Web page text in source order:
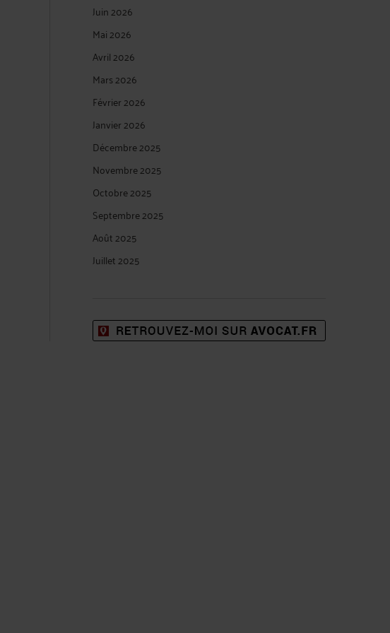
Juin 2026
Mai 2026
Avril 2026
Mars 2026
Février 2026
Janvier 2026
Décembre 2025
Novembre 2025
Octobre 2025
Septembre 2025
Août 2025
Juillet 2025